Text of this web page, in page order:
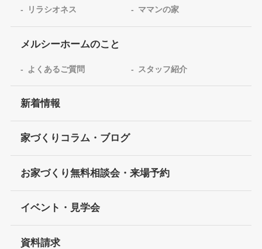
リラシオネス ママンの家
メルシーホームのこと
よくあるご質問 スタッフ紹介
新着情報
家づくりコラム・ブログ
お家づくり無料相談会・来場予約
イベント・見学会
資料請求